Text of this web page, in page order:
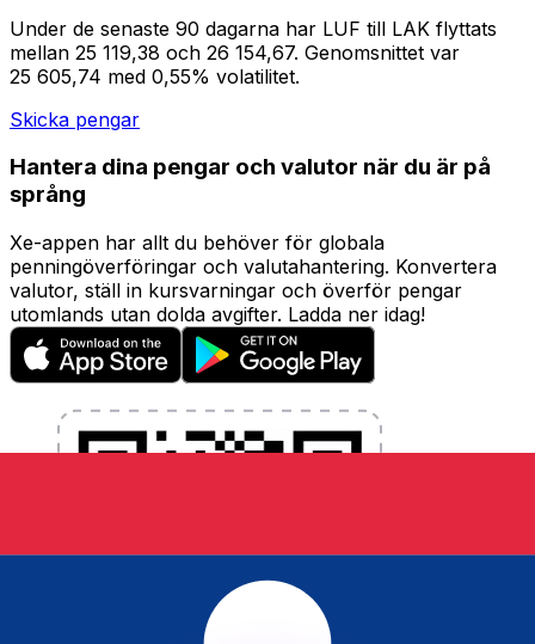
Under de senaste 90 dagarna har LUF till LAK flyttats
mellan 25 119,38 och 26 154,67. Genomsnittet var
25 605,74 med 0,55% volatilitet.
Skicka pengar
Hantera dina pengar och valutor när du är på
språng
Xe-appen har allt du behöver för globala
penningöverföringar och valutahantering. Konvertera
valutor, ställ in kursvarningar och överför pengar
utomlands utan dolda avgifter. Ladda ner idag!